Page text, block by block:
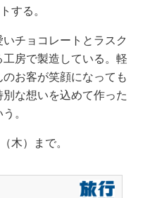
する。
チョコレートとラスク
房で製造している。軽
お客が笑顔になっても
な想いを込めて作った
。
木）まで。